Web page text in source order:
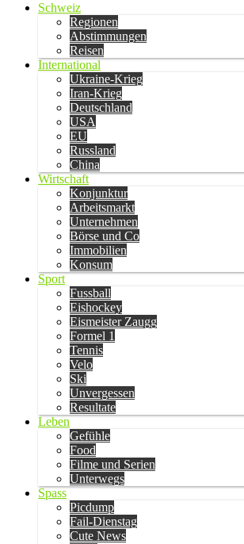
Schweiz
Regionen
Abstimmungen
Reisen
International
Ukraine-Krieg
Iran-Krieg
Deutschland
USA
EU
Russland
China
Wirtschaft
Konjunktur
Arbeitsmarkt
Unternehmen
Börse und Co
Immobilien
Konsum
Sport
Fussball
Eishockey
Eismeister Zaugg
Formel 1
Tennis
Velo
Ski
Unvergessen
Resultate
Leben
Gefühle
Food
Filme und Serien
Unterwegs
Spass
Picdump
Fail-Dienstag
Cute News